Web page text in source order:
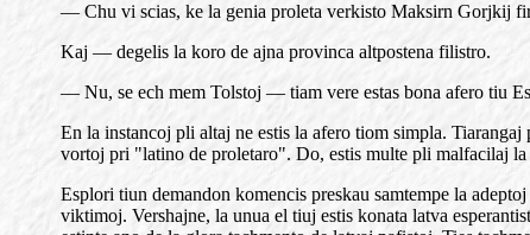
— Chu vi scias, ke la genia proleta verkisto Maksirn Gorjkij
Kaj — degelis la koro de ajna provinca altpostena filistro.
— Nu, se ech mem Tolstoj — tiam vere estas bona afero tiu
En la instancoj pli altaj ne estis la afero tiom simpla.
vortoj pri "latino de proletaro". Do, estis multe pli malfacilaj
Esplori tiun demandon komencis preskau samtempe la
viktimoj. Vershajne, la unua el tiuj estis konata latva